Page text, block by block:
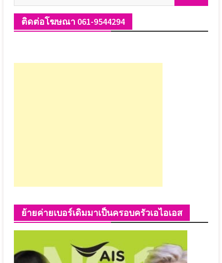
ติดต่อโฆษณา 061-9544294
ย้ายค่ายเบอร์เดิมมาเป็นครอบครัวเอไอเอส